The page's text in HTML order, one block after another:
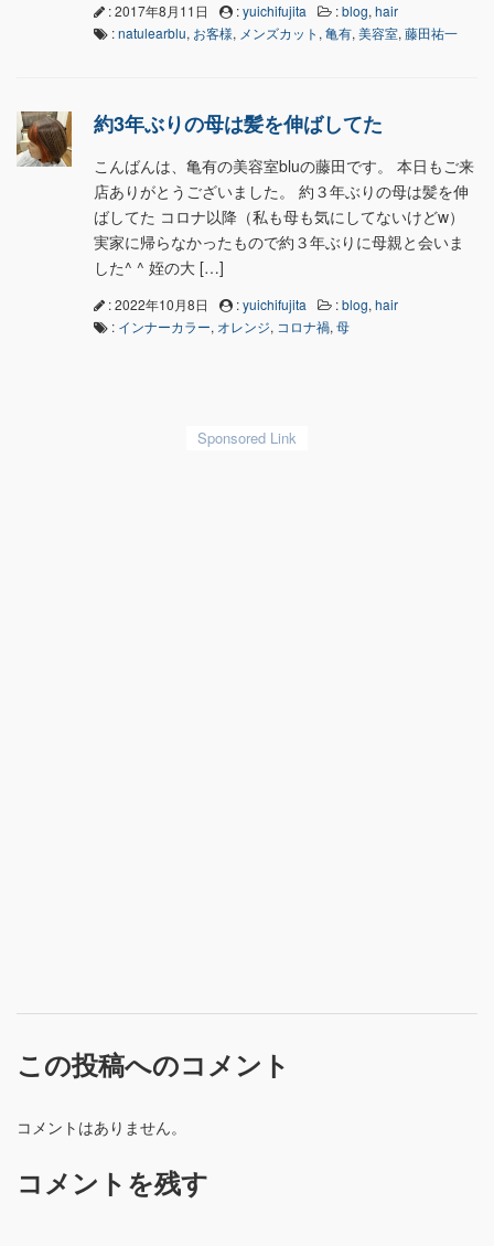
: 2017年8月11日 :yuichifujita :blog, hair
:natulearblu, お客様, メンズカット , 亀有, 美容室, 藤田祐一
約3年ぶりの母は髪を伸ばしてた
こんばんは、亀有の美容室bluの藤田です。 本日もご来
店ありがとうございました。 約３年ぶりの母は髪を伸
ばしてた コロナ以降（私も母も気にしてないけどw）
実家に帰らなかったもので約３年ぶりに母親と会いま
した^ ^ 姪の大 […]
: 2022年10月8日 :yuichifujita :blog, hair
: インナーカラー, オレンジ, コロナ禍, 母
この投稿へのコメント
コメントはありません。
コメントを残す